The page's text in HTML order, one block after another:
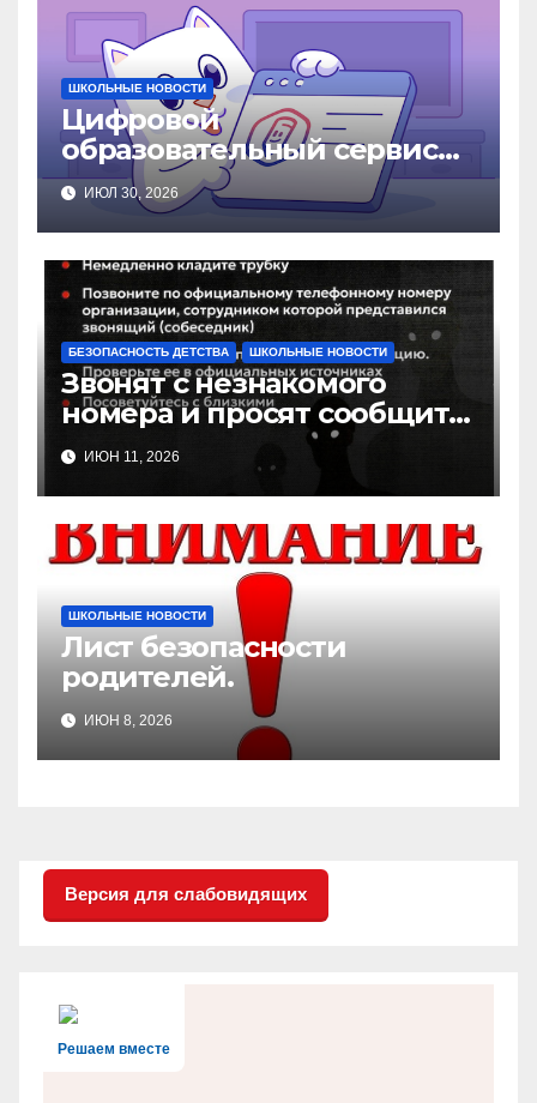
ШКОЛЬНЫЕ НОВОСТИ
Цифровой
образовательный сервис
ТОР «Моя школа»
ИЮЛ 30, 2026
БЕЗОПАСНОСТЬ ДЕТСТВА ШКОЛЬНЫЕ НОВОСТИ
Звонят с незнакомого
номера и просят сообщить
данные или просят
перевести средства?
ИЮН 11, 2026
ШКОЛЬНЫЕ НОВОСТИ
Лист безопасности
родителей.
ИЮН 8, 2026
Версия для слабовидящих
Решаем вместе